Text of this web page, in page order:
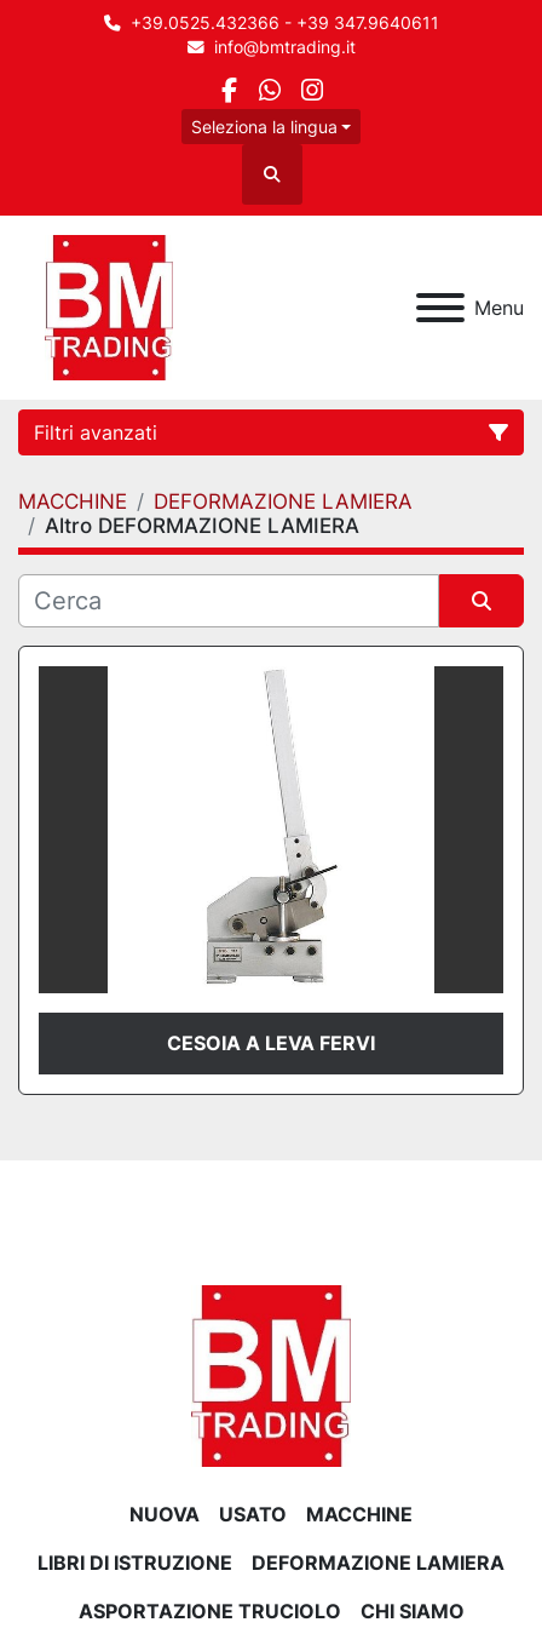
+39.0525.432366 - +39 347.9640611
info@bmtrading.it
facebook
whatsapp
instagram
Seleziona la lingua
Cerca
Menu
Filtri avanzati
Categoria
MACCHINE
DEFORMAZIONE LAMIERA
Altro DEFORMAZIONE LAMIERA
Ordina per
CESOIA A LEVA FERVI
NUOVA USATO
MACCHINE
LIBRI DI ISTRUZIONE
DEFORMAZIONE LAMIERA
ASPORTAZIONE TRUCIOLO
CHI SIAMO